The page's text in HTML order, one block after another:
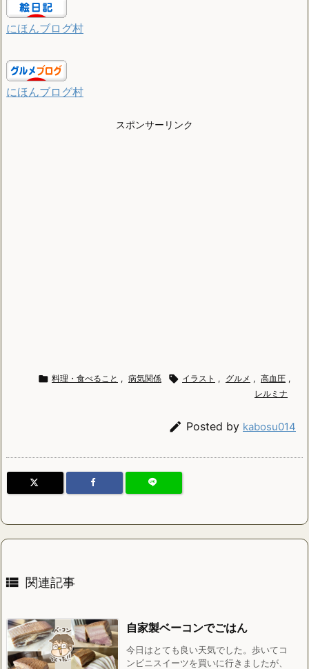
にほんブログ村
にほんブログ村
スポンサーリンク
 料理・食べること , 病気関係  イラスト , グルメ , 高血圧 ,
レルミナ
 Posted by kabosu014
 関連記事
自家製ベーコンでごはん
今日はとても良い天気でした。歩いてコ
ンビニスイーツを買いに行きましたが、